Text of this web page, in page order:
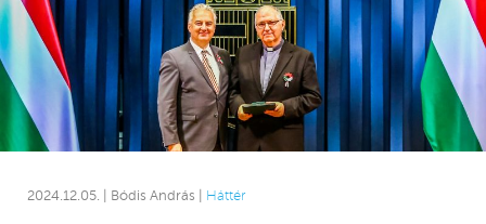
2024.12.05. | Bódis András | Háttér